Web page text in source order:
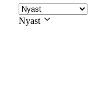
Nyast